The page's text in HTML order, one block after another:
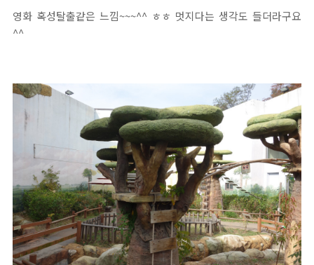
영화 혹성탈출같은 느낌~~~^^ ㅎㅎ 멋지다는 생각도 들더라구요
^^